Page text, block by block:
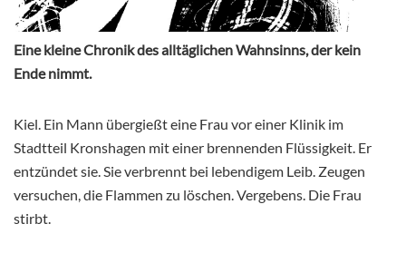
Eine kleine Chronik des alltäglichen Wahnsinns, der kein
Ende nimmt.
Kiel. Ein Mann übergießt eine Frau vor einer Klinik im
Stadtteil Kronshagen mit einer brennenden Flüssigkeit. Er
entzündet sie. Sie verbrennt bei lebendigem Leib. Zeugen
versuchen, die Flammen zu löschen. Vergebens. Die Frau
stirbt.